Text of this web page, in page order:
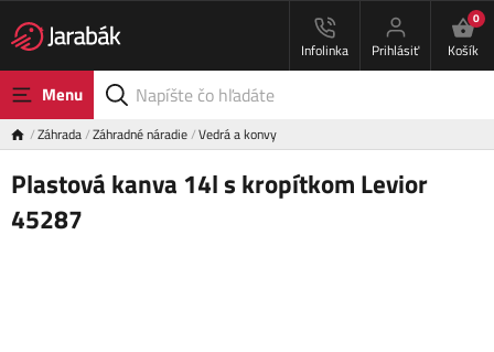
Infolinka Prihlásiť
0
Košík
Menu
Záhrada Záhradné náradie Vedrá a konvy
Plastová kanva 14l s kropítkom Levior
45287